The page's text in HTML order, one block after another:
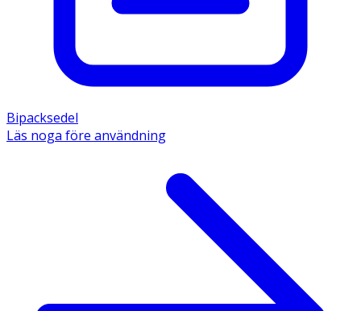
Bipacksedel
Läs noga före användning